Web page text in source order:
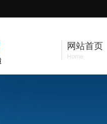
网站首页
Home